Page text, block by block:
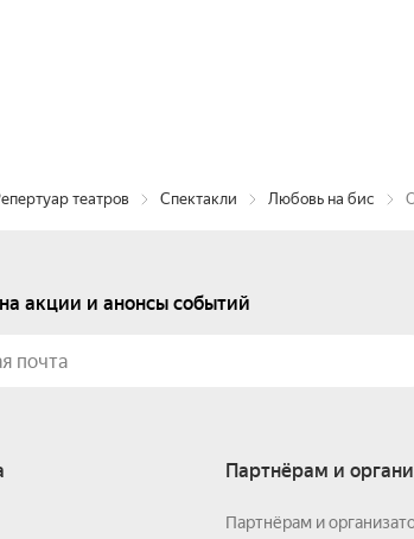
театров Спектакли Любовь на бис
акции и анонсы событий
Партнёрам и
Партнёрам и